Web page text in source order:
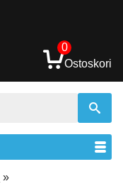
0
Ostoskori
»